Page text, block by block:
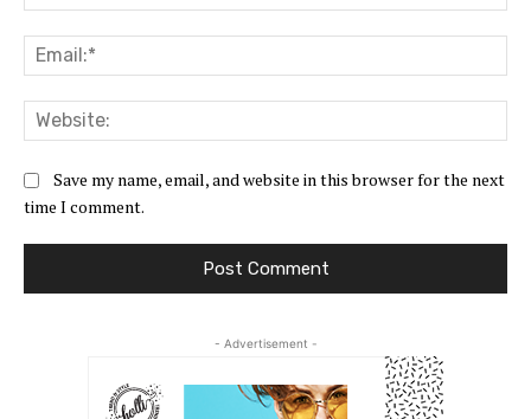
Save my name, email, and website in this browser for the next
time I comment.
- Advertisement -